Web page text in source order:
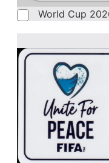
World Cup